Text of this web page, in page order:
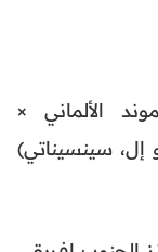
الألماني ×
إل، سينسيناتي)